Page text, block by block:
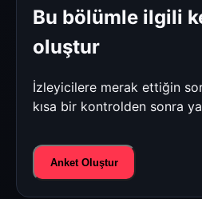
Bu bölümle ilgili
oluştur
İzleyicilere merak ettiğin
kısa bir kontrolden sonra
Anket Oluştur